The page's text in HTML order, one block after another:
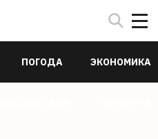
ПОГОДА ЭКОНОМИКА